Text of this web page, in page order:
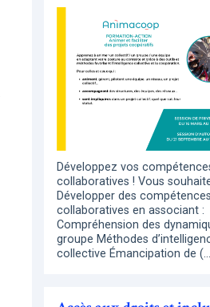
Développez vos
collaboratives ! Vous
Développer des compétences
collaboratives en associant :
Compréhension des
groupe Méthodes
collective Émancipation de